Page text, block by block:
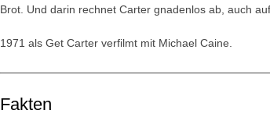
Brot. Und darin rechnet Carter gnadenlos ab, auch
1971 als Get Carter verfilmt mit Michael Caine.
Fakten